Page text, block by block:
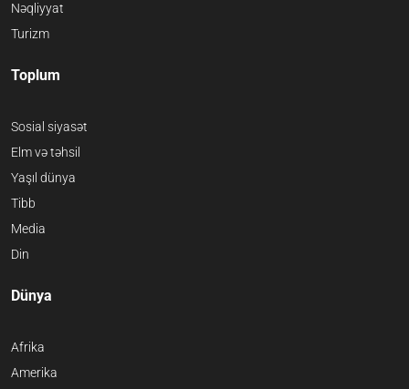
Nəqliyyat
Turizm
Toplum
Sosial siyasət
Elm və təhsil
Yaşıl dünya
Tibb
Media
Din
Dünya
Afrika
Amerika